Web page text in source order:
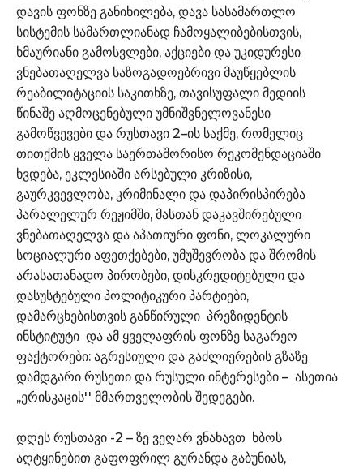
დავის ფონზე განიხილება, დავა სასამართლო
სისტემის სამართლიანად ჩამოყალიბებისთვის,
ხმაურიანი გამოსვლები, აქციები და უკიდურესი
ვნებათაღელვა საზოგადოებრივი მაუწყებლის
რეაბილიტაციის საკითხზე, თავისუფალი მედიის
წინაშე აღმოცენებული უმნიშვნელოვანესი
გამოწვევები და რუსთავი 2–ის საქმე, რომელიც
თითქმის ყველა საერთაშორისო რეკომენდაციაში
ხვდება, ეკლესიაში არსებული კრიზისი,
გაურკვევლობა, კრიმინალი და დაპირისპირება
პარალელურ რეჟიმში, მასთან დაკავშირებული
ვნებათაღელვა და აპათიური ფონი, ლოკალური
სოციალური აფეთქებები, უმუშევრობა და შრომის
არასათანადო პირობები, დისკრედიტებული და
დასუსტებული პოლიტიკური პარტიები,
დამარცხებისთვის განწირული პრეზიდენტის
ინსტიტუტი და ამ ყველაფრის ფონზე საგარეო
ფაქტორები: აგრესიული და გაძლიერების გზაზე
დამდგარი რუსეთი და რუსული ინტერესები – ასეთია
,,ერისკაცის'' მმართველობის შედეგები.
დღეს რუსთავი -2 – ზე ვეღარ ვნახავთ ხბოს
აღტყინებით გაფოფრილ გურანდა გაბუნიას,